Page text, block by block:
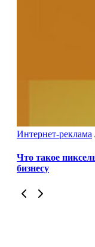
Интернет-реклама
Что такое
бизнесу